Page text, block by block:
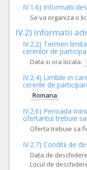
IV.1.6) Informatii
Se va organiza o
IV.2) Informatii
IV.2.2) Termen
cererilor de
Data si ora locala:
IV.2.4) Limbile in
cererile de
Romana
IV.2.6) Perioada
ofertantul trebuie
Oferta trebuie sa
IV.2.7) Conditii de
Data de
Locul de